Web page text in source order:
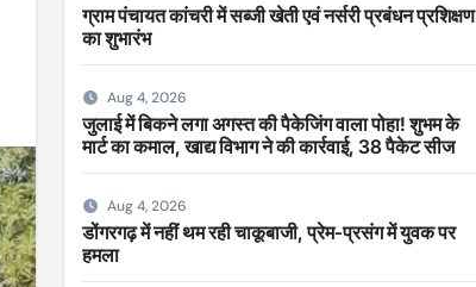
ग्राम पंचायत कांचरी में सब्जी खेती एवं नर्सरी प्रबंधन प्रशिक्षण
का शुभारंभ
Aug 4, 2026
जुलाई में बिकने लगा अगस्त की पैकेजिंग वाला पोहा! शुभम के
मार्ट का कमाल, खाद्य विभाग ने की कार्रवाई, 38 पैकेट सीज
Aug 4, 2026
डोंगरगढ़ में नहीं थम रही चाकूबाजी, प्रेम-प्रसंग में युवक पर
हमला